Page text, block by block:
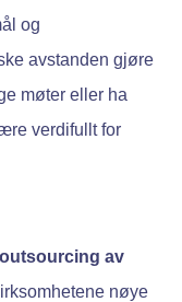
og
avstanden gjøre
møter eller ha
verdifullt for
outsourcing av
nøye